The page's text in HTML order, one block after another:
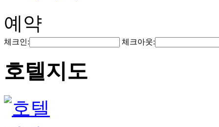
예약
체크인: 체크아웃:
호텔지도